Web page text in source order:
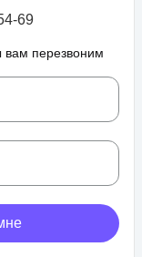
69
вам перезвоним